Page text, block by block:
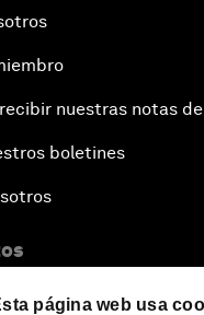
página web usa
nuestras notas
boletines
el Foro